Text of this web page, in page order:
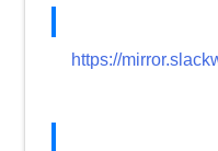
https://